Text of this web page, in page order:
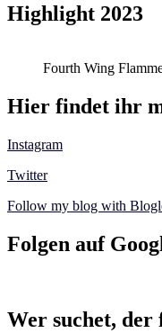
Highlight 2023
Fourth Wing
Hier findet ihr
Instagram
Twitter
Follow my blog with
Folgen auf
Wer suchet, der